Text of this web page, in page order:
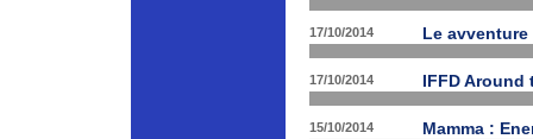
17/10/2014 Le
17/10/2014 IFFD
15/10/2014 Mamma :